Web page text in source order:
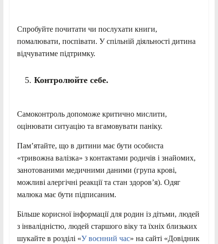
Спробуйте почитати чи послухати книги,
помалювати, поспівати. У спільній діяльності дитина
відчуватиме підтримку.
Контролюйте себе.
Самоконтроль допоможе критично мислити,
оцінювати ситуацію та вгамовувати паніку.
Пам’ятайте, що в дитини має бути особиста
«тривожна валізка» з контактами родичів і знайомих,
занотованими медичними даними (група крові,
можливі алергічні реакції та стан здоров’я). Одяг
малюка має бути підписаним.
Більше корисної інформації для родин із дітьми, людей
з інвалідністю, людей старшого віку та їхніх близьких
шукайте в розділі «У воєнний час» на сайті «Довідник